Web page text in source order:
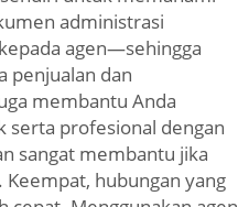
administrasi
agen—sehingga
penjualan dan
membantu Anda
serta profesional dengan
sangat membantu jika
hubungan yang